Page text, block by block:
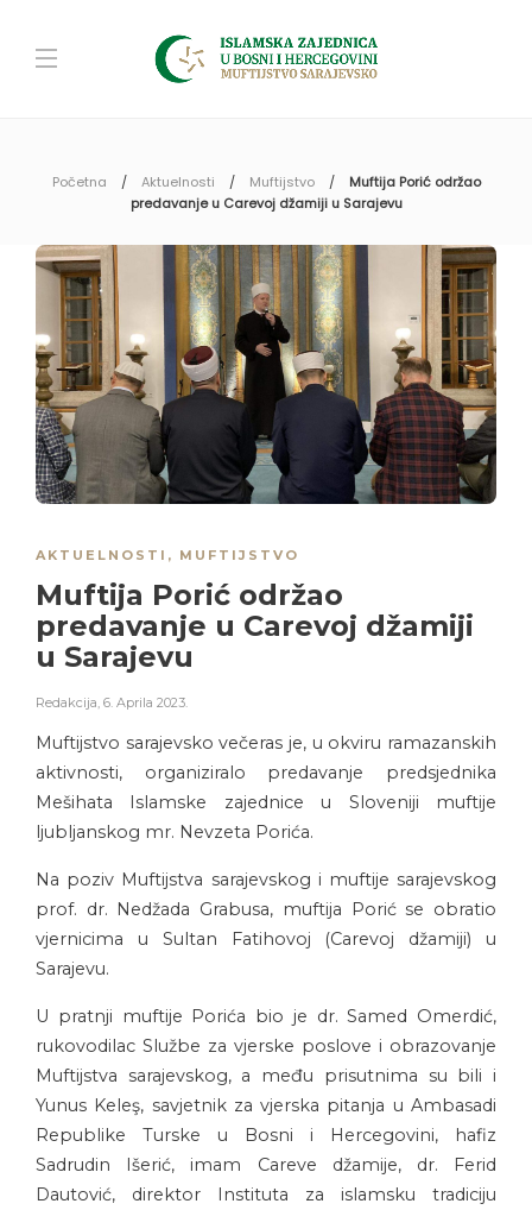
Početna Aktuelnosti Muftijstvo
Muftija Porić održao
predavanje u Carevoj džamiji u Sarajevu
AKTUELNOSTI , MUFTIJSTVO
Muftija Porić održao
predavanje u Carevoj džamiji
u Sarajevu
Redakcija, 6. Aprila 2023.
Muftijstvo sarajevsko večeras je, u okviru ramazanskih
aktivnosti, organiziralo predavanje predsjednika
Mešihata Islamske zajednice u Sloveniji muftije
ljubljanskog mr. Nevzeta Porića.
Na poziv Muftijstva sarajevskog i muftije sarajevskog
prof. dr. Nedžada Grabusa, muftija Porić se obratio
vjernicima u Sultan Fatihovoj (Carevoj džamiji) u
Sarajevu.
U pratnji muftije Porića bio je dr. Samed Omerdić,
rukovodilac Službe za vjerske poslove i obrazovanje
Muftijstva sarajevskog, a među prisutnima su bili i
Yunus Keleş, savjetnik za vjerska pitanja u Ambasadi
Republike Turske u Bosni i Hercegovini, hafiz
Sadrudin Išerić, imam Careve džamije, dr. Ferid
Dautović, direktor Instituta za islamsku tradiciju